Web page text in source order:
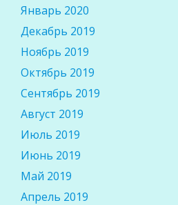
Январь 2020
Декабрь 2019
Ноябрь 2019
Октябрь 2019
Сентябрь 2019
Август 2019
Июль 2019
Июнь 2019
Май 2019
Апрель 2019